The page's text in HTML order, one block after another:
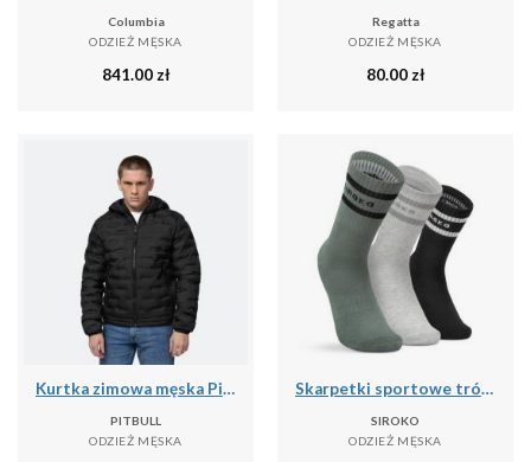
Columbia
ODZIEŻ MĘSKA
841.00 zł
Regatta
ODZIEŻ MĘSKA
80.00 zł
Kurtka zimowa męska Pitbull Camino Quilted Hooded
PITBULL
ODZIEŻ MĘSKA
Skarpetki sportowe trójpak Fitness Siroko Sidekick Slate
SIROKO
ODZIEŻ MĘSKA